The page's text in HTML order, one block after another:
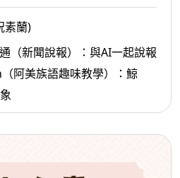
素蘭)
（新聞說報）：與AI一起說報